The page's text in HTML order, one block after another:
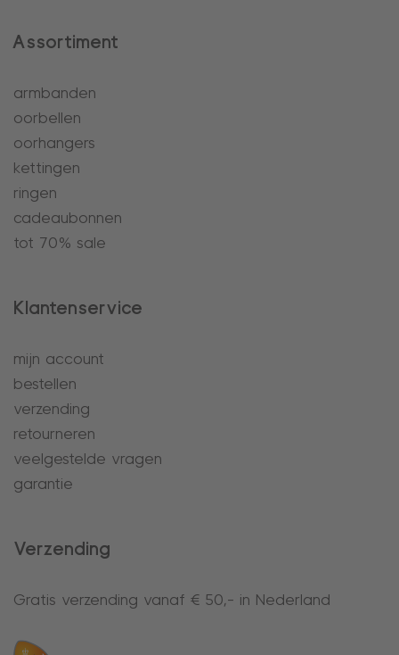
Assortiment
armbanden
oorbellen
oorhangers
kettingen
ringen
cadeaubonnen
tot 70% sale
Klantenservice
mijn account
bestellen
verzending
retourneren
veelgestelde vragen
garantie
Verzending
Gratis verzending vanaf € 50,- in Nederland